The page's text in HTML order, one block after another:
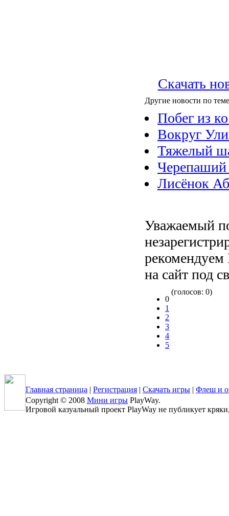
Скачать
Другие новости по
Побег из
Вокруг
Тяжелый
Черепаший
Лисёнок
Уважаемый
рекомендуем
на сайт под
0
1
2
3
4
5
(голосов: 0)
Главная страница | Регистрация | Скачать игры | Флеш и
Copyright © 2008 Мини игры PlayWay.
Игровой казуальный проект PlayWay не публикует